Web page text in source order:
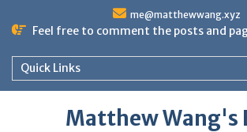
me@matthewwang.xyz
Feel free to comment the posts and
Quick Links
Matthew Wang's